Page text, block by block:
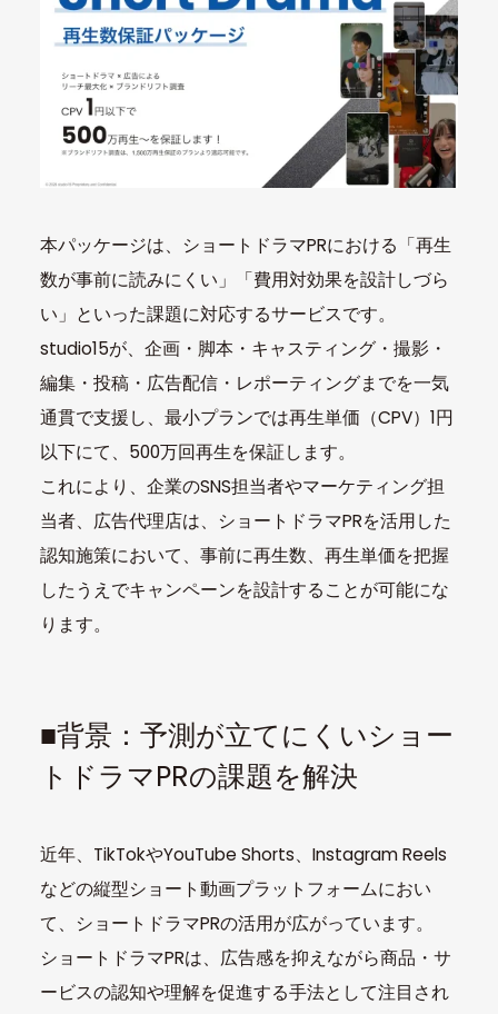
本パッケージは、ショートドラマPRにおける「再生
数が事前に読みにくい」「費用対効果を設計しづら
い」といった課題に対応するサービスです。
studio15が、企画・脚本・キャスティング・撮影・
編集・投稿・広告配信・レポーティングまでを一気
通貫で支援し、最小プランでは再生単価（CPV）1円
以下にて、500万回再生を保証します。
これにより、企業のSNS担当者やマーケティング担
当者、広告代理店は、ショートドラマPRを活用した
認知施策において、事前に再生数、再生単価を把握
したうえでキャンペーンを設計することが可能にな
ります。
■背景：予測が立てにくいショー
トドラマPRの課題を解決
近年、TikTokやYouTube Shorts、Instagram Reels
などの縦型ショート動画プラットフォームにおい
て、ショートドラマPRの活用が広がっています。
ショートドラマPRは、広告感を抑えながら商品・サ
ービスの認知や理解を促進する手法として注目され